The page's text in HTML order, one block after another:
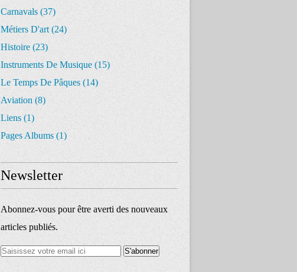
Carnavals(37)
Métiers D'art(24)
Histoire(23)
Instruments De Musique(15)
Le Temps De Pâques(14)
Aviation(8)
Liens(1)
Pages Albums(1)
Newsletter
Abonnez-vous pour être averti des nouveaux
articles publiés.